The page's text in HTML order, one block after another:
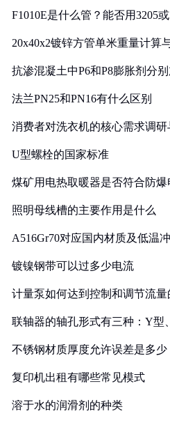
F1010E是什么管？能否用3205
20x40x2镀锌方管单米重量计算
抗渗混凝土中P6和P8膨胀剂分
法兰PN25和PN16有什么区别
消费者对洗衣机的核心需求调研
U型螺栓的国家标准
煤矿用电热取暖器是否符合防
照明母线槽的主要作用是什么
A516Gr70对应国内材质及低温
镀镍钢带可以过多少电流
计量泵如何达到控制和调节流量
联轴器的轴孔形式有三种：Y型
不锈钢材质厚度允许误差是多少
复印机出租有哪些常见模式
溶于水的润滑剂的种类